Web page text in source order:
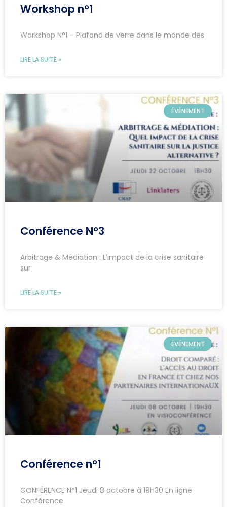
Workshop n°1
Workshop N°1 – Plafond de verre dans le monde des
LIRE LA SUITE »
ÉVÉNEMENT
Conférence N°3
Arbitrage & Médiation : L’impact de la crise sanitaire
sur
LIRE LA SUITE »
ÉVÉNEMENT
Conférence n°1
CONFÉRENCE N°1 Jeudi 8 octobre à 19h30 En ligne
Conférence